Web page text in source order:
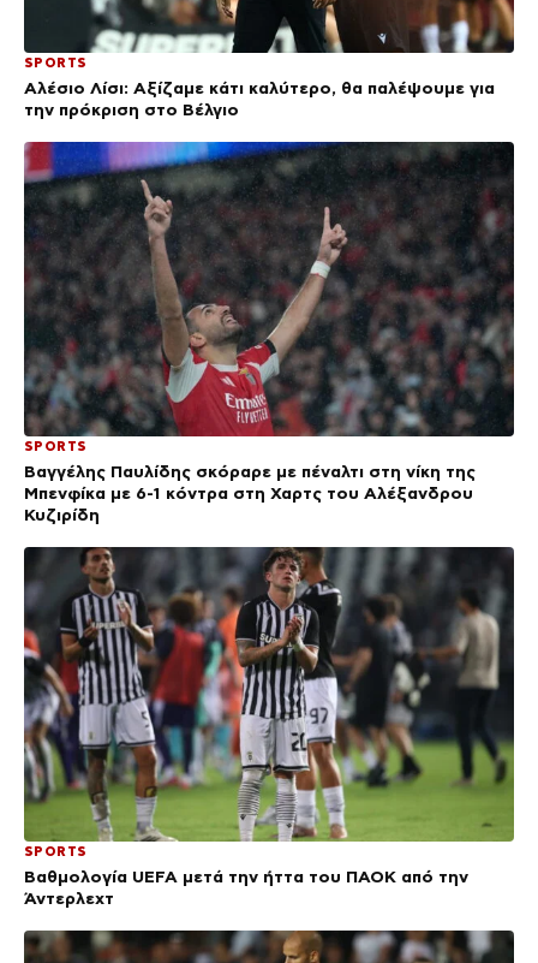
SPORTS
Αλέσιο Λίσι: Αξίζαμε κάτι καλύτερο, θα παλέψουμε για
την πρόκριση στο Βέλγιο
SPORTS
Βαγγέλης Παυλίδης σκόραρε με πέναλτι στη νίκη της
Μπενφίκα με 6-1 κόντρα στη Χαρτς του Αλέξανδρου
Κυζιρίδη
SPORTS
Βαθμολογία UEFA μετά την ήττα του ΠΑΟΚ από την
Άντερλεχτ